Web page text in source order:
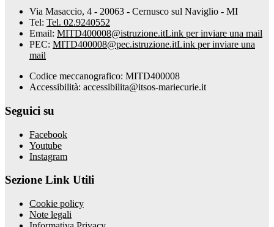
Via Masaccio, 4 - 20063 - Cernusco sul Naviglio - MI
Tel: Tel. 02.9240552
Email: MITD400008@istruzione.itLink per inviare una mail
PEC: MITD400008@pec.istruzione.itLink per inviare una
mail
Codice meccanografico: MITD400008
Accessibilità: accessibilita@itsos-mariecurie.it
Seguici su
Facebook
Youtube
Instagram
Sezione Link Utili
Cookie policy
Note legali